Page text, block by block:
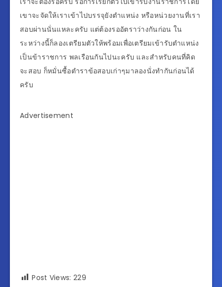
เขาจะจัดให้เราเข้าไปบรรจุยังตำแหน่ง หรือหน่วยงานที่เรา
สอบผ่านนั่นแหละครับ แต่ต้องรออัตราว่างกันก่อน ใน
ระหว่างนี้ก็ลองเตรียมตัวให้พร้อมเพื่อเตรียมเข้ารับตำแหน่ง
เป็นข้าราชการ พลเรือนกันไปนะครับ และสำหรับคนที่คิด
จะสอบ ก็หมั่นซื้อตำราข้อสอบเก่าๆมาลองนั่งทำกันก่อนได้
ครับ
Advertisement
Post Views: 229